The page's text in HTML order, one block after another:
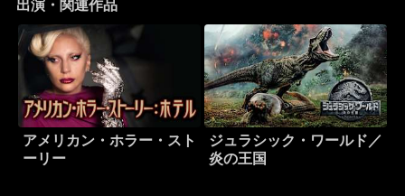
出演・関連作品
アメリカン・ホラー・スト
ーリー
ジュラシック・ワールド／
炎の王国